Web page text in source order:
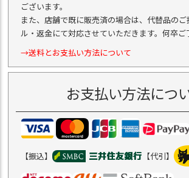
ございます。
また、店舗で既に販売済の場合は、代替品の
ル・返金にて対応させていただきます。何卒ご
→送料とお支払い方法について
お支払い方法につ
【振込】 【代引】